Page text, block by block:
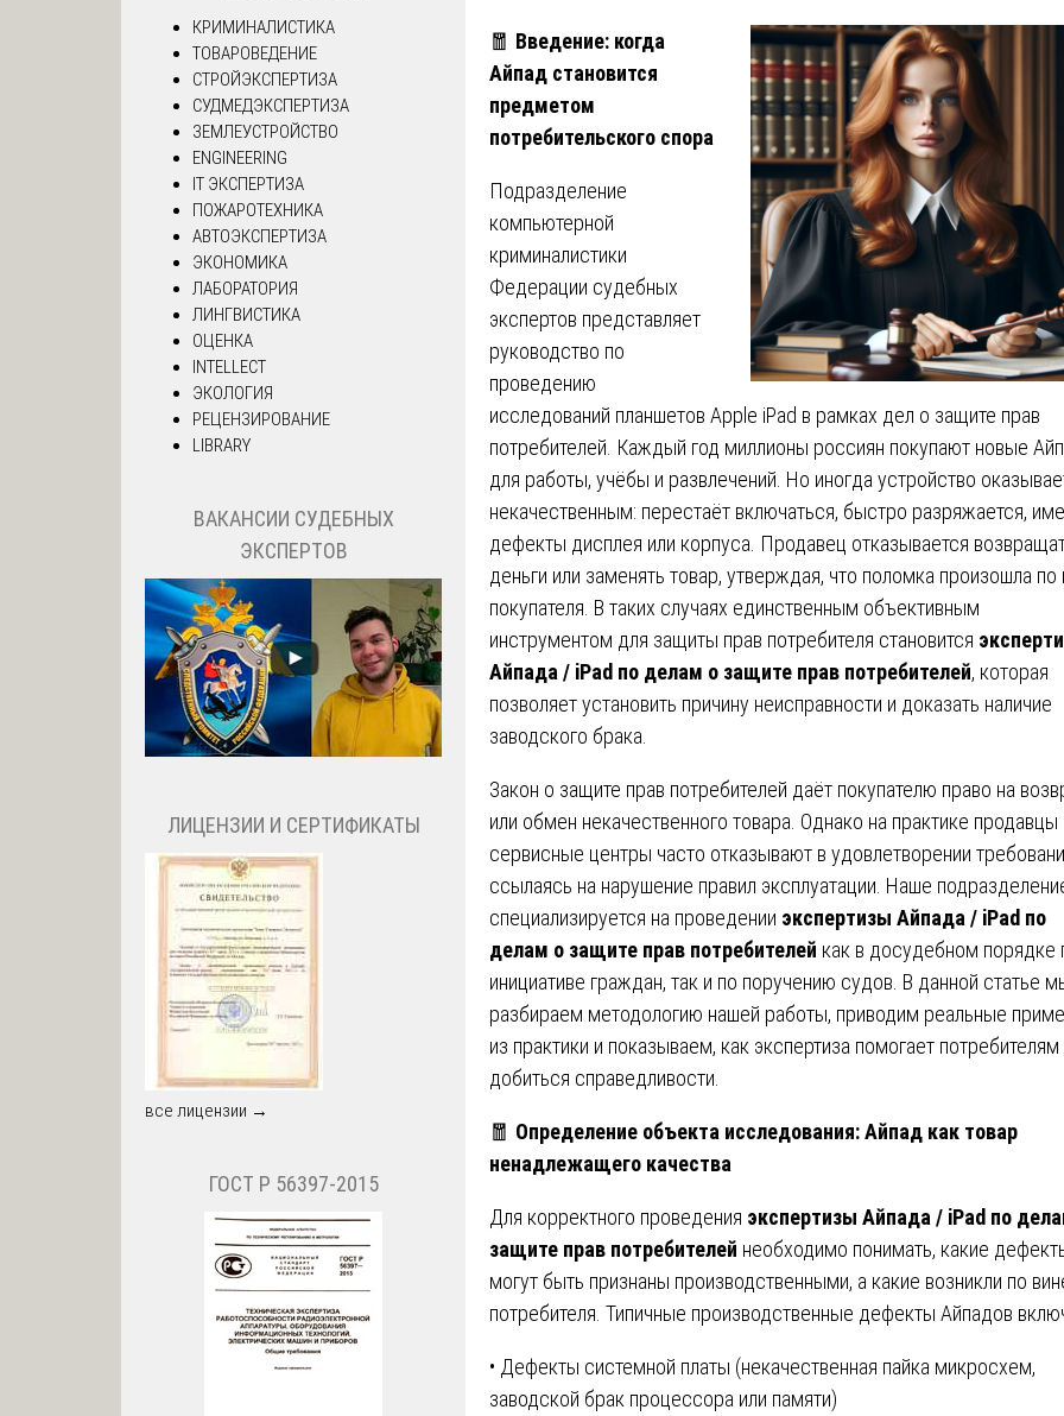
🧧 Введение: когда
Айпад становится
предметом
потребительского спора
Подразделение
компьютерной
криминалистики
Федерации судебных
экспертов представляет
руководство по
проведению
исследований планшетов Apple iPad в рамках дел о защите прав
потребителей. Каждый год миллионы россиян покупают новые
для работы, учёбы и развлечений. Но иногда устройство
некачественным: перестаёт включаться, быстро разряжается,
дефекты дисплея или корпуса. Продавец отказывается
деньги или заменять товар, утверждая, что поломка произошла по
покупателя. В таких случаях единственным объективным
инструментом для защиты прав потребителя становится
Айпада / iPad по делам о защите прав потребителей, которая
позволяет установить причину неисправности и доказать наличие
заводского брака.
Закон о защите прав потребителей даёт покупателю право на
или обмен некачественного товара. Однако на практике продавцы
сервисные центры часто отказывают в удовлетворении
ссылаясь на нарушение правил эксплуатации. Наше
специализируется на проведении экспертизы Айпада / iPad по
делам о защите прав потребителей как в досудебном порядке
инициативе граждан, так и по поручению судов. В данной статье
разбираем методологию нашей работы, приводим реальные
из практики и показываем, как экспертиза помогает потребителям
добиться справедливости.
🧧 Определение объекта исследования: Айпад как товар
ненадлежащего качества
Для корректного проведения экспертизы Айпада / iPad по
защите прав потребителей необходимо понимать, какие
могут быть признаны производственными, а какие возникли по
потребителя. Типичные производственные дефекты Айпадов
• Дефекты системной платы (некачественная пайка микросхем,
заводской брак процессора или памяти)
КРИМИНАЛИСТИКА
ТОВАРОВЕДЕНИЕ
СТРОЙЭКСПЕРТИЗА
СУДМЕДЭКСПЕРТИЗА
ЗЕМЛЕУСТРОЙСТВО
ENGINEERING
IT ЭКСПЕРТИЗА
ПОЖАРОТЕХНИКА
АВТОЭКСПЕРТИЗА
ЭКОНОМИКА
ЛАБОРАТОРИЯ
ЛИНГВИСТИКА
ОЦЕНКА
INTELLECT
ЭКОЛОГИЯ
РЕЦЕНЗИРОВАНИЕ
LIBRARY
ВАКАНСИИ СУДЕБНЫХ
ЭКСПЕРТОВ
ЛИЦЕНЗИИ И СЕРТИФИКАТЫ
все лицензии →
ГОСТ Р 56397-2015